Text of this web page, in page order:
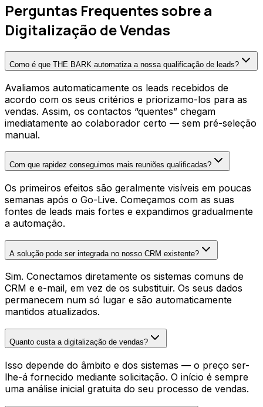
Perguntas Frequentes sobre a
Digitalização de Vendas
Como é que THE BARK automatiza a nossa qualificação de leads?
Avaliamos automaticamente os leads recebidos de
acordo com os seus critérios e priorizamo-los para as
vendas. Assim, os contactos “quentes” chegam
imediatamente ao colaborador certo — sem pré-seleção
manual.
Com que rapidez conseguimos mais reuniões qualificadas?
Os primeiros efeitos são geralmente visíveis em poucas
semanas após o Go-Live. Começamos com as suas
fontes de leads mais fortes e expandimos gradualmente
a automação.
A solução pode ser integrada no nosso CRM existente?
Sim. Conectamos diretamente os sistemas comuns de
CRM e e-mail, em vez de os substituir. Os seus dados
permanecem num só lugar e são automaticamente
mantidos atualizados.
Quanto custa a digitalização de vendas?
Isso depende do âmbito e dos sistemas — o preço ser-
lhe-á fornecido mediante solicitação. O início é sempre
uma análise inicial gratuita do seu processo de vendas.